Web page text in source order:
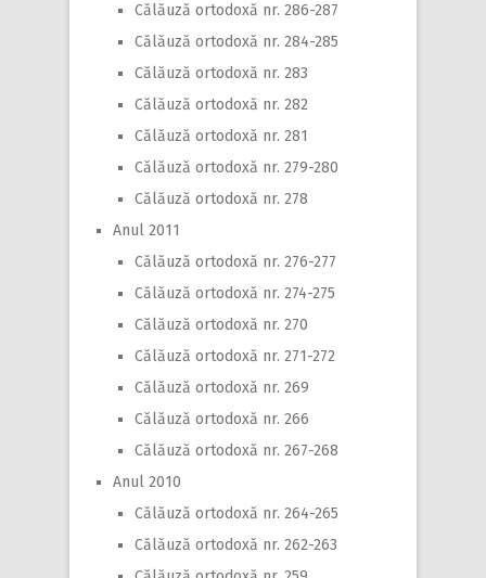
Călăuză ortodoxă nr. 286-287
Călăuză ortodoxă nr. 284-285
Călăuză ortodoxă nr. 283
Călăuză ortodoxă nr. 282
Călăuză ortodoxă nr. 281
Călăuză ortodoxă nr. 279-280
Călăuză ortodoxă nr. 278
Anul 2011
Călăuză ortodoxă nr. 276-277
Călăuză ortodoxă nr. 274-275
Călăuză ortodoxă nr. 270
Călăuză ortodoxă nr. 271-272
Călăuză ortodoxă nr. 269
Călăuză ortodoxă nr. 266
Călăuză ortodoxă nr. 267-268
Anul 2010
Călăuză ortodoxă nr. 264-265
Călăuză ortodoxă nr. 262-263